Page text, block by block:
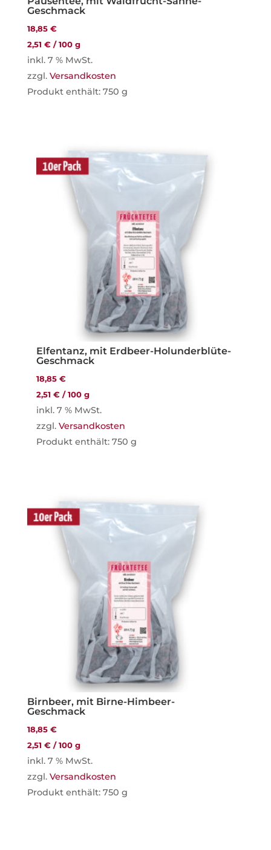
Geschmack
18,85€
2,51€ /100 g
inkl. 7 % MwSt.
zzgl.Versandkosten
Produkt enthält: 750g
Elfentanz, mit Erdbeer-Holunderblüte-
Geschmack
18,85 €
2,51 €/100 g
inkl. 7 % MwSt.
zzgl. Versandkosten
Produkt enthält: 750 g
Birnbeer, mit Birne-Himbeer-
Geschmack
18,85€
2,51€ /100 g
inkl. 7 % MwSt.
zzgl.Versandkosten
Produkt enthält: 750g